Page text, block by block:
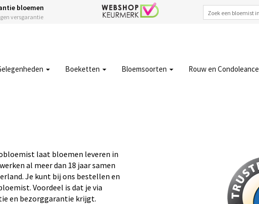
bloemen
versgarantie
Boeketten Bloemsoorten Rouw en Condoleance
laat bloemen leveren in
al meer dan 18 jaar samen
Je kunt bij ons bestellen en
Voordeel is dat je via
en bezorggarantie krijgt.